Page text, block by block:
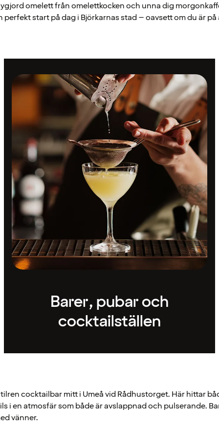
omelett från omelettkocken och unna dig
start på dag i Björkarnas stad – oavsett om du är
Barer, pubar och
cocktailställen
cocktailbar mitt i Umeå vid Rådhustorget. Här hittar
i en atmosfär som både är avslappnad och pulserande.
vänner.